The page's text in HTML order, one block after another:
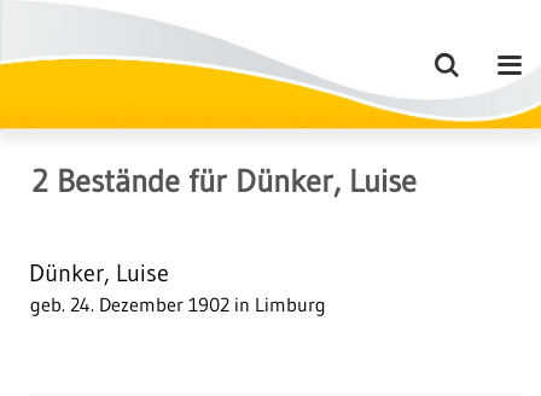
2 Bestände für Dünker, Luise
Dünker, Luise
geb. 24. Dezember 1902 in Limburg